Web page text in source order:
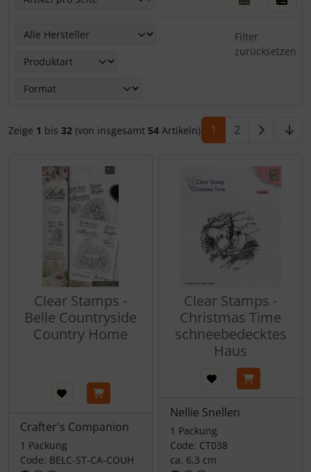
Hier kannst Du die nachfolgenden Artikel nach ihren
Filter
zurücksetzen
Zeige 1 bis32 (von insgesamt 54 Artikeln) 1 2
Clear Stamps -
Belle Countryside
Country Home
Crafter's Companion
1 Packung
Code: BELC-ST-CA-COUH
Clear Stamps -
Christmas Time
schneebedecktes
Haus
Nellie Snellen
1 Packung
Code: CT038
ca. 6,3 cm